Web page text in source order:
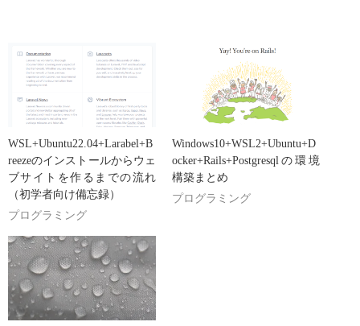
WSL+Ubuntu22.04+Larabel+B
reezeのインストールからウェ
ブサイトを作るまでの流れ
（初学者向け備忘録）
プログラミング
Windows10+WSL2+Ubuntu+D
ocker+Rails+Postgresqlの環境
構築まとめ
プログラミング